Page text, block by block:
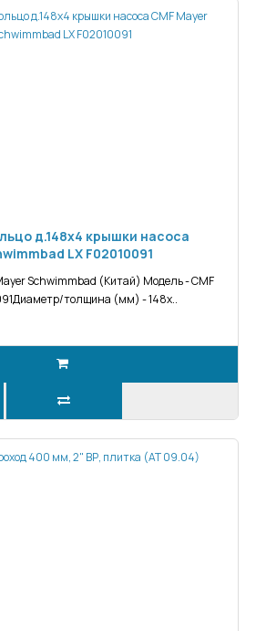
д.148х4 крышки насоса
LX F02010091
Schwimmbad (Китай) Модель - CMF
толщина (мм) - 148х..